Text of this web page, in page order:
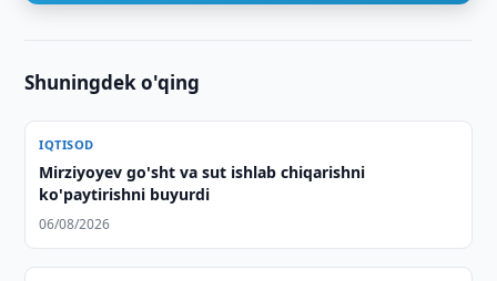
Shuningdek o'qing
IQTISOD
Mirziyoyev go'sht va sut ishlab chiqarishni
ko'paytirishni buyurdi
06/08/2026